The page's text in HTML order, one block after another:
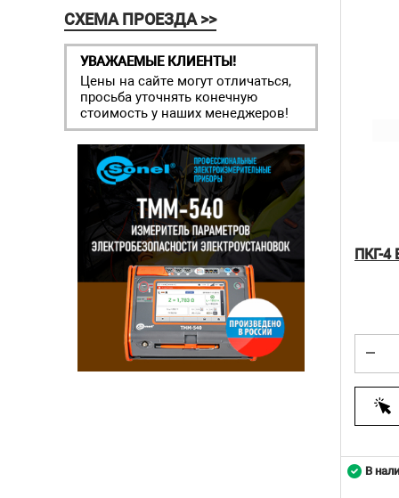
СХЕМА ПРОЕЗДА >>
УВАЖАЕМЫЕ КЛИЕНТЫ!
Цены на сайте могут отличаться,
просьба уточнять конечную
стоимость у наших менеджеров!
ПКГ-4
В